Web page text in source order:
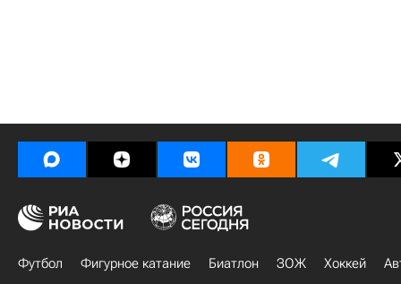
Футбол Фигурное катание Биатлон ЗОЖ Хоккей